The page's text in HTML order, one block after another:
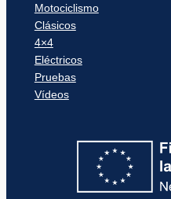
Motociclismo
Clásicos
4×4
Eléctricos
Pruebas
Vídeos